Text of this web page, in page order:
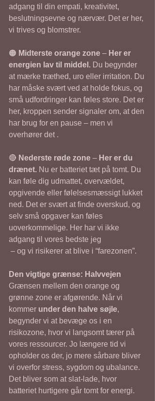
adgang til din empati, kreativitet,
beslutningsevne og nærvær. Det er her,
vi trives og blomstrer.
🟠 Midterste orange zone – Her er
energien lav til middel. Du begynder
at mærke træthed, uro eller irritation. Du
har måske svært ved at holde fokus, og
små udfordringer kan føles store. Det er
her, kroppen sender signaler om, at den
har brug for en pause – men vi
overhører det .
🔴 Nederste røde zone – Her er du
drænet. Nu er batteriet tæt på tomt. Du
kan føle dig udmattet, overvældet,
opgivende eller følelsesmæssigt lukket
ned. Det er svært at finde overskud, og
selv små opgaver kan føles
uoverkommelige. Her har vi ikke
adgang til vores bedste jeg
– og vi risikerer at blive i “farezonen”.
Den vigtige grænse: Halvvejen
Grænsen mellem den orange og
grønne zone er afgørende. Når vi
kommer under den halve søjle,
begynder vi at bevæge os i en
risikozone, hvor vi langsomt tærer på
vores ressourcer. Jo længere tid vi
opholder os der, jo mere sårbare bliver
vi overfor stress, sygdom og ubalance.
Det bliver som at slat-lade, hvor
batteriet hurtigere går tomt for energi.